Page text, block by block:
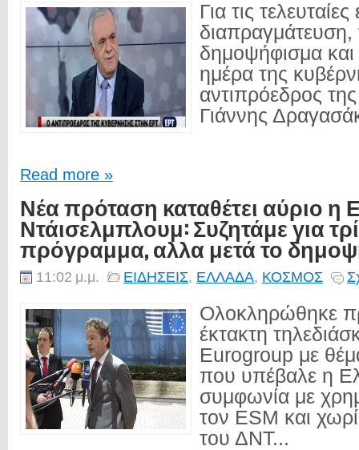
Για τις τελευταίες
διαπραγμάτευση,
δημοψήφισμα
ημέρα της
αντιπρόεδρος
Γιάννης
Read more »
Νέα πρόταση καταθέτει αύριο η
Ντάισελμπλουμ: Συζητάμε για
πρόγραμμα, αλλα μετά το
11:02 μ.μ. ΕΙΔΗΣΕΙΣ, ΕΛΛΑΔΑ, ΚΟΣΜΟΣ
Ολοκληρώθηκε
έκτακτη
Eurogroup με
που υπέβαλε η
συμφωνία με
τον ESM και
του ΔΝΤ...